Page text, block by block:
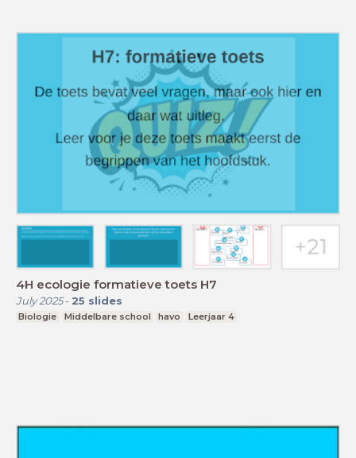
4H ecologie formatieve toets H7
July 2025- 25 slides
Biologie Middelbare school havo Leerjaar 4